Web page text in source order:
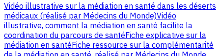
Vidéo illustrative sur la médiation en santé dans les déserts
médicaux (réalisé par Médecins du Monde)Vidéo
illustrative, comment la médiation en santé facilite la
coordination du parcours de santéFiche explicative sur la
médiation en santéFiche ressource sur la complémentarité